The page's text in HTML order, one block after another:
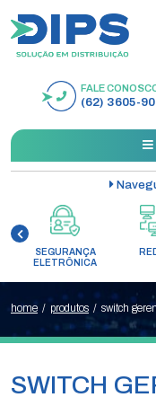
FALE
(62) 3605-
SEGURANÇA
ELETRÔNICA
home / produtos / switch
SWITCH